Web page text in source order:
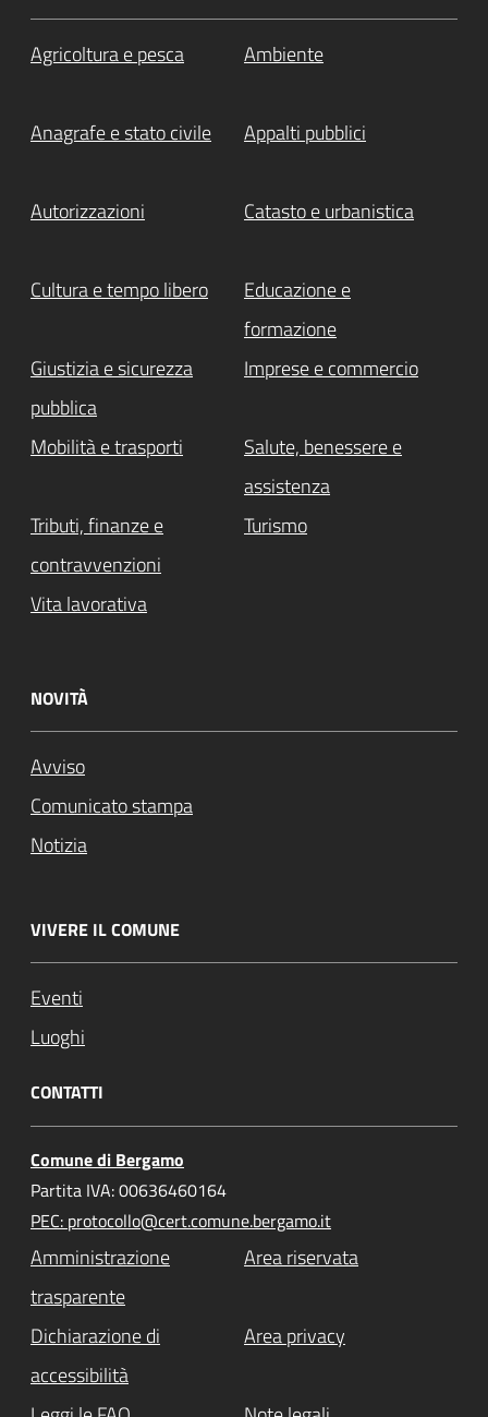
Agricoltura e pesca Ambiente
Anagrafe e stato civile Appalti pubblici
Autorizzazioni Catasto e urbanistica
Cultura e tempo libero
Educazione e
formazione
Giustizia e sicurezza
pubblica
Imprese e commercio
Mobilità e trasporti
Salute, benessere e
assistenza
Tributi, finanze e
contravvenzioni
Turismo
Vita lavorativa
NOVITÀ
Avviso
Comunicato stampa
Notizia
VIVERE IL COMUNE
Eventi
Luoghi
CONTATTI
Comune di Bergamo
Partita IVA: 00636460164
PEC: protocollo@cert.comune.bergamo.it
Amministrazione
trasparente
Area riservata
Dichiarazione di
accessibilità
Area privacy